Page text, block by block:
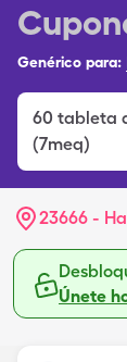
Genérico para:
60 tableta
(7meq)
23666 -
Únete